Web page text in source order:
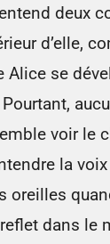
deux
d’elle,
Alice se
voir le
la
oreilles
dans le